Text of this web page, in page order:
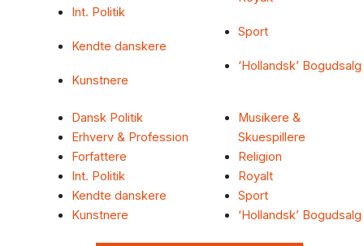
Int. Politik
Kendte danskere
Kunstnere
Sport
‘Hollandsk’ Bogudsalg
Dansk Politik
Erhverv & Profession
Forfattere
Int. Politik
Kendte danskere
Kunstnere
Musikere &
Skuespillere
Religion
Royalt
Sport
‘Hollandsk’ Bogudsalg